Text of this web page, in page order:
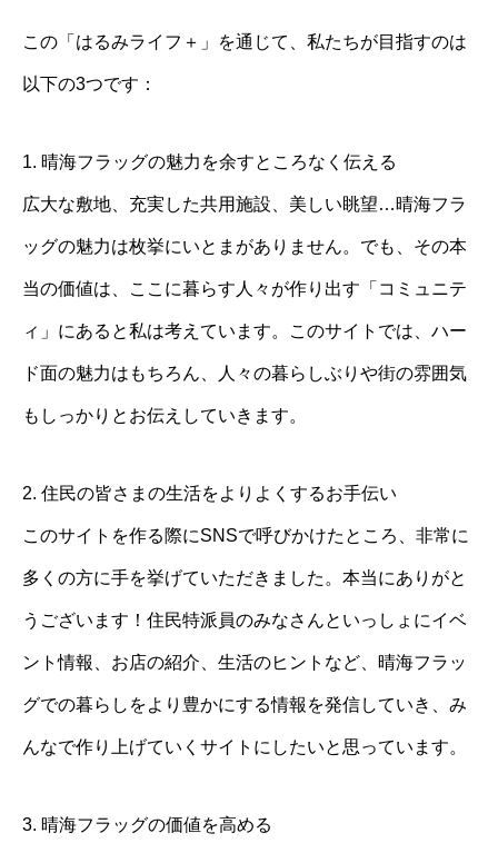
この「はるみライフ＋」を通じて、私たちが目指すのは
以下の3つです：
1. 晴海フラッグの魅力を余すところなく伝える
広大な敷地、充実した共用施設、美しい眺望…晴海フラ
ッグの魅力は枚挙にいとまがありません。でも、その本
当の価値は、ここに暮らす人々が作り出す「コミュニテ
ィ」にあると私は考えています。このサイトでは、ハー
ド面の魅力はもちろん、人々の暮らしぶりや街の雰囲気
もしっかりとお伝えしていきます。
2. 住民の皆さまの生活をよりよくするお手伝い
このサイトを作る際にSNSで呼びかけたところ、非常に
多くの方に手を挙げていただきました。本当にありがと
うございます！住民特派員のみなさんといっしょにイベ
ント情報、お店の紹介、生活のヒントなど、晴海フラッ
グでの暮らしをより豊かにする情報を発信していき、み
んなで作り上げていくサイトにしたいと思っています。
3. 晴海フラッグの価値を高める